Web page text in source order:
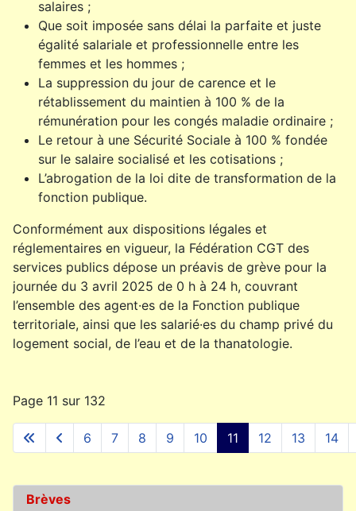
salaires ;
Que soit imposée sans délai la parfaite et juste
égalité salariale et professionnelle entre les
femmes et les hommes ;
La suppression du jour de carence et le
rétablissement du maintien à 100 % de la
rémunération pour les congés maladie ordinaire ;
Le retour à une Sécurité Sociale à 100 % fondée
sur le salaire socialisé et les cotisations ;
L’abrogation de la loi dite de transformation de la
fonction publique.
Conformément aux dispositions légales et
réglementaires en vigueur, la Fédération CGT des
services publics dépose un préavis de grève pour la
journée du 3 avril 2025 de 0 h à 24 h, couvrant
l’ensemble des agent·es de la Fonction publique
territoriale, ainsi que les salarié·es du champ privé du
logement social, de l’eau et de la thanatologie.
Page 11 sur 132
6 7 8 9 10 11 12 13 14
Brèves